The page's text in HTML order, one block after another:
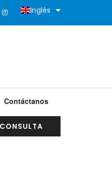
Inglés
Contáctanos